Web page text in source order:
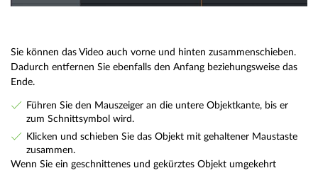
Sie können das Video auch vorne und hinten zusammenschieben.
Dadurch entfernen Sie ebenfalls den Anfang beziehungsweise das
Ende.
Führen Sie den Mauszeiger an die untere Objektkante, bis er
zum Schnittsymbol wird.
Klicken und schieben Sie das Objekt mit gehaltener Maustaste
zusammen.
Wenn Sie ein geschnittenes und gekürztes Objekt umgekehrt